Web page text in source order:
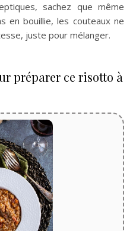
sachez que même
en bouillie, les couteaux ne
juste pour mélanger.
préparer ce risotto à